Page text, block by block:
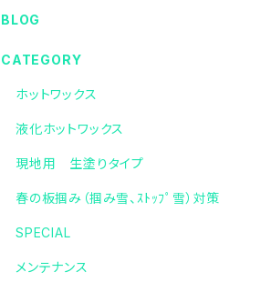
BLOG
CATEGORY
ホットワックス
液化ホットワックス
現地用 生塗りタイプ
春の板掴み（掴み雪、ｽﾄｯﾌﾟ雪）対策
SPECIAL
メンテナンス